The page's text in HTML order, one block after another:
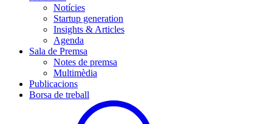
Notícies
Startup generation
Insights & Articles
Agenda
Sala de Premsa
Notes de premsa
Multimèdia
Publicacions
Borsa de treball